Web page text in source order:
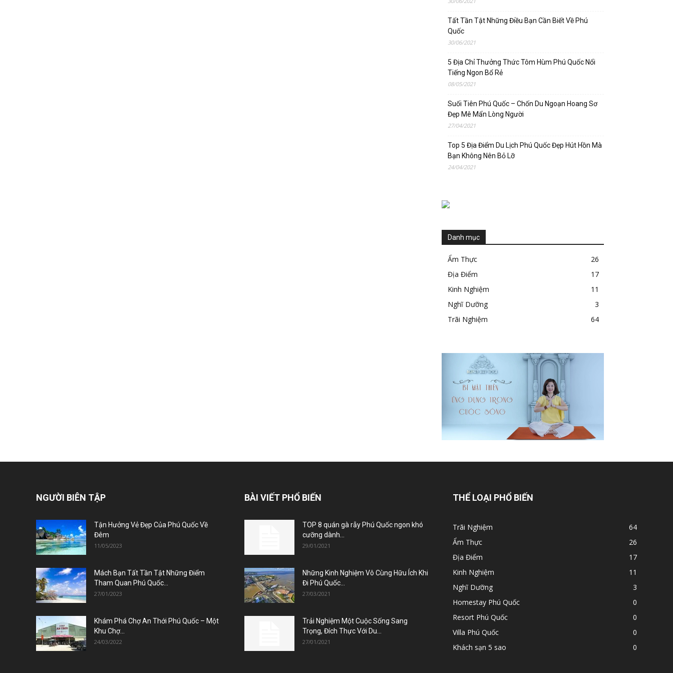
Tất Tần Tật Những Điều Bạn Cần Biết Về Phú
Quốc
30/06/2021
5 Địa Chỉ Thưởng Thức Tôm Hùm Phú Quốc Nổi
Tiếng Ngon Bổ Rẻ
08/05/2021
Suối Tiên Phú Quốc – Chốn Du Ngoạn Hoang Sơ
Đẹp Mê Mẩn Lòng Người
27/04/2021
Top 5 Địa Điểm Du Lịch Phú Quốc Đẹp Hút Hồn Mà
Bạn Không Nên Bỏ Lỡ
24/04/2021
Danh mục
Ẩm Thực
26
Địa Điểm
17
Kinh Nghiệm
11
Nghĩ Dưỡng
3
Trãi Nghiệm
64
NGƯỜI BIÊN TẬP
Tận Hưởng Vẻ Đẹp Của Phú Quốc Về
Đêm
11/05/2023
Mách Bạn Tất Tần Tật Những Điểm
Tham Quan Phú Quốc...
27/01/2023
Khám Phá Chợ An Thới Phú Quốc – Một
Khu Chợ...
24/03/2022
BÀI VIẾT PHỔ BIẾN
TOP 8 quán gà rẫy Phú Quốc ngon khó
cưỡng dành...
29/01/2021
Những Kinh Nghiệm Vô Cùng Hữu Ích Khi
Đi Phú Quốc...
27/03/2021
Trải Nghiệm Một Cuộc Sống Sang
Trọng, Đích Thực Với Du...
27/01/2021
THỂ LOẠI PHỔ BIẾN
Trãi Nghiệm
64
Ẩm Thực
26
Địa Điểm
17
Kinh Nghiệm
11
Nghĩ Dưỡng
3
Homestay Phú Quốc
0
Resort Phú Quốc
0
Villa Phú Quốc
0
Khách sạn 5 sao
0